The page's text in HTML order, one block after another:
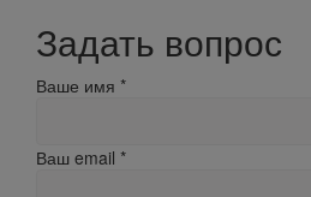
Задать вопрос
Ваше имя *
Ваш email *